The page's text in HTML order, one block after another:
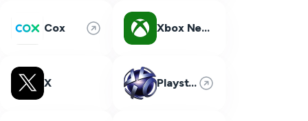
Cox Xbox Network
X Playstation Network